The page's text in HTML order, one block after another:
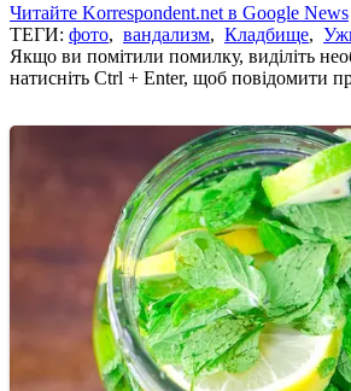
Читайте Korrespondent.net в Google News
ТЕГИ: фото, вандализм, Кладбище,
Якщо ви помітили помилку, виділіть
натисніть Ctrl + Enter, щоб повідомити